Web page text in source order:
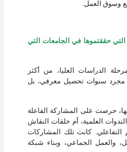
وسوق العمل.
التي حققتموها في الجامعات التي
الدراسات العليا، من أكثر
مجرد سنوات تحصيل معرفي، بل
حرصت على المشاركة الفاعلة
العلمية، أم حلقات النقاش
التفاعلي. كانت تلك المشاركات
والعمل الجماعي، وبناء شبكة